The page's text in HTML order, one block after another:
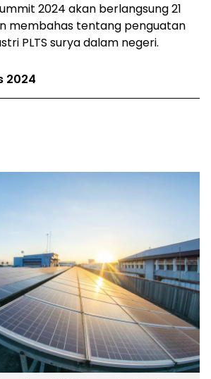
2024 akan berlangsung 21
membahas tentang penguatan
PLTS surya dalam negeri.
2024